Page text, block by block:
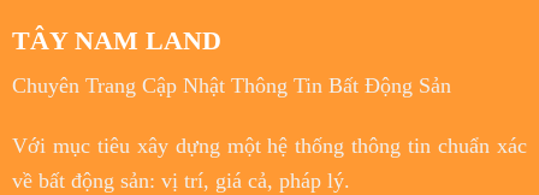
TÂY NAM LAND
Chuyên Trang Cập Nhật Thông Tin Bất Động Sản
Với mục tiêuxây dựng một hệ thống thông tin chuẩn xác
về bất động sản: vị trí, giá cả, pháp lý.